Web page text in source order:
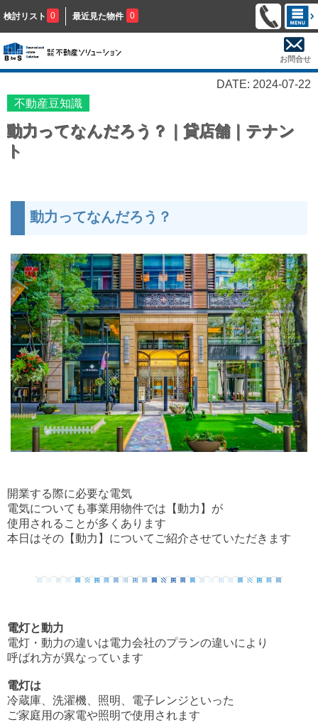
検討リスト 0 最近見た物件 0
お問合せ
DATE: 2024-07-22
不動産豆知識
動力ってなんだろう？｜貸店舗｜テナン
ト
動力ってなんだろう？
開業する際に必要な電気
電気についても事業用物件では【動力】が
使用されることが多くあります
本日はその【動力】についてご紹介させていただきます
電灯と動力
電灯・動力の違いは電力会社のプランの違いにより
呼ばれ方が異なっています
電灯は
冷蔵庫、洗濯機、照明、電子レンジといった
ご家庭用の家電や照明で使用されます